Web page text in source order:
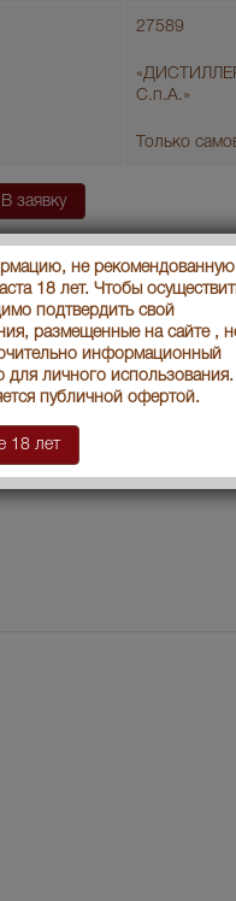
27589
С.п.А.»
Только
В заявку
не рекомендованную
18 лет. Чтобы
подтвердить свой
размещенные на сайте ,
информационный
для личного использования.
публичной офертой.
Мне больше 18 лет